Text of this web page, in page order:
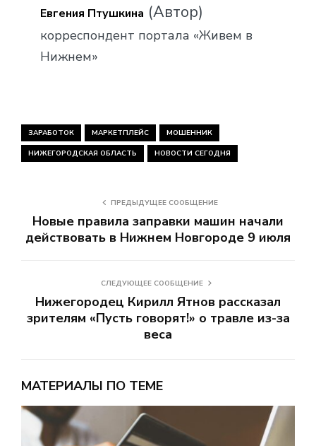
Евгения Птушкина (Автор)
корреспондент портала «Живем в
Нижнем»
ЗАРАБОТОК МАРКЕТПЛЕЙС МОШЕННИК
НИЖЕГОРОДСКАЯ ОБЛАСТЬ НОВОСТИ СЕГОДНЯ
ПРЕДЫДУЩЕЕ СООБЩЕНИЕ
Новые правила заправки машин начали
действовать в Нижнем Новгороде 9 июля
СЛЕДУЮЩЕЕ СООБЩЕНИЕ
Нижегородец Кирилл Ятнов рассказал
зрителям «Пусть говорят!» о травле из-за
веса
МАТЕРИАЛЫ ПО ТЕМЕ